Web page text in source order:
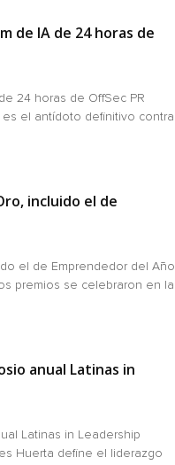
de IA de 24 horas de
24 horas de OffSec PR
es el antídoto definitivo contra
incluido el de
el de Emprendedor del Año
premios se celebraron en la
anual Latinas in
Latinas in Leadership
Huerta define el liderazgo